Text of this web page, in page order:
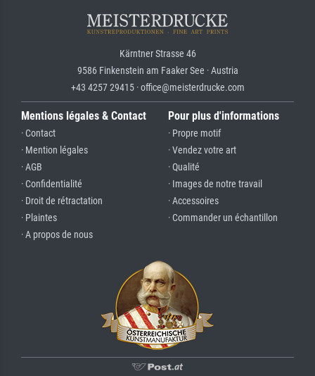
Kärntner Strasse 46
9586 Finkenstein am Faaker See · Austria
+43 4257 29415 · office@meisterdrucke.com
Mentions légales & Contact
· Contact
· Mention légales
· AGB
· Confidentialité
· Droit de rétractation
· Plaintes
· A propos de nous
Pour plus d'informations
· Propre motif
· Vendez votre art
· Qualité
· Images de notre travail
· Accessoires
· Commander un échantillon